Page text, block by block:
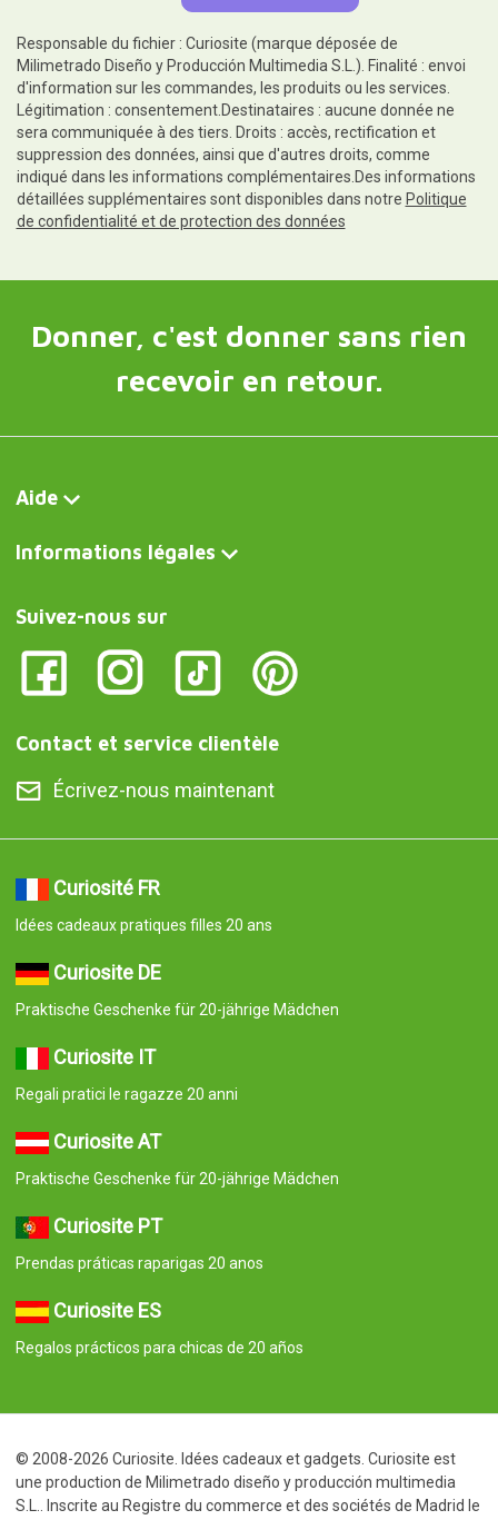
Responsable du fichier : Curiosite (marque déposée de
Milimetrado Diseño y Producción Multimedia S.L.). Finalité : envoi
d'information sur les commandes, les produits ou les services.
Légitimation : consentement.Destinataires : aucune donnée ne
sera communiquée à des tiers. Droits : accès, rectification et
suppression des données, ainsi que d'autres droits, comme
indiqué dans les informations complémentaires.Des informations
détaillées supplémentaires sont disponibles dans notre Politique
de confidentialité et de protection des données
Donner, c'est donner sans rien
recevoir en retour.
Aide
Informations légales
Suivez-nous sur
Contact et service clientèle
Écrivez-nous maintenant
Curiosité FR
Idées cadeaux pratiques filles 20 ans
Curiosite DE
Praktische Geschenke für 20-jährige Mädchen
Curiosite IT
Regali pratici le ragazze 20 anni
Curiosite AT
Praktische Geschenke für 20-jährige Mädchen
Curiosite PT
Prendas práticas raparigas 20 anos
Curiosite ES
Regalos prácticos para chicas de 20 años
© 2008-2026 Curiosite. Idées cadeaux et gadgets. Curiosite est
une production de Milimetrado diseño y producción multimedia
S.L.. Inscrite au Registre du commerce et des sociétés de Madrid le